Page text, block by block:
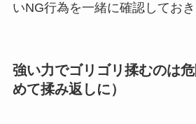
いNG行為を一緒に確認しておき
強い力でゴリゴリ揉むのは
めて揉み返しに）